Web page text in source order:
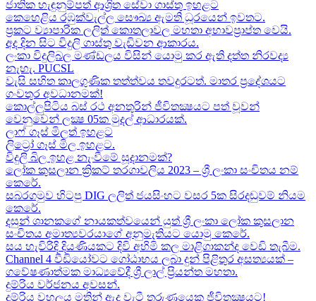
ජාතික හැඳුනුම්පත් ආශ්‍රිත සේවා ගාස්තු ඉහළට
කෙහෙළිය රඹුක්වැල්ල සෞඛ්‍ය ඇමති ධූරයෙන් ඉවතට​.
ප්‍රකට ව්‍යාපාරික ලලිත් කොතලාවල මහතා අභාවප්‍රාප්ත වෙයි.
අද දින​ සිට විදුලි ගාස්තු වැඩිවන ආකාරය​.
ලංකා විදුලිබල මණ්ඩලය විසින් යොමු කර ඇති දත්ත නිරවද්‍ය
නැහැ. PUCSL
වැසි සහිත කාලගුණික තත්ත්වය තවදුරටත්. මාතර ප්‍රදේශයට
ගංවතුර අවධානමක්!
කොල්ලුපිටිය බස් රථ අනතුරින් ජීවිතක්‍ෂයට පත් වූවන්
වෙනුවෙන් ලක්‍ෂ 05ක​ මුදල් ආධාරයක්​.
ලාෆ් ගෑස් මිලත් ඉහළට​
ලිට්‍රෝ ගෑස් මිල​ ඉහළට​.
විදුලි බිල ඉහළ නැංවීමේ සූදානමක්?
ලෝක කුසලාන ක්‍රිකට් තරගාවලිය 2023 – ශ්‍රී ලංකා සංචිතය නම්
කෙරේ​.
සබරගමුව හිටපු DIG ලලිත් ජයසිංහට වසර 5ක සිරදඬුවම් නියම
කෙරේ.
දසුන් ශානකගේ නායකත්වයෙන් යුත් ශ්‍රී ලංකා ලෝක කුසලාන
සංචිතය අමාත්‍යවරයාගේ අනුමැතියට​ යොමු කෙරේ.
සය හැවිරිදි දියණියකට දිවි අහිමි කල මාළිගාකන්ද වෙඩි තැබීම​.
Channel 4 වීඩියෝවට ගෝඨාභය ලබා දුන් පිළිතුර අසත්‍යයක් –
ගවේෂණාත්මක මාධ්‍යවේදී ශ්‍රී ලාල් ප්‍රියන්ත මහතා.
දුම්රිය වර්ජනය අවසන්.
දුම්රිය වහලය මතින් ඇද​ වැටී තරුණයෙකු ජීවිතක්‍ෂයට​!